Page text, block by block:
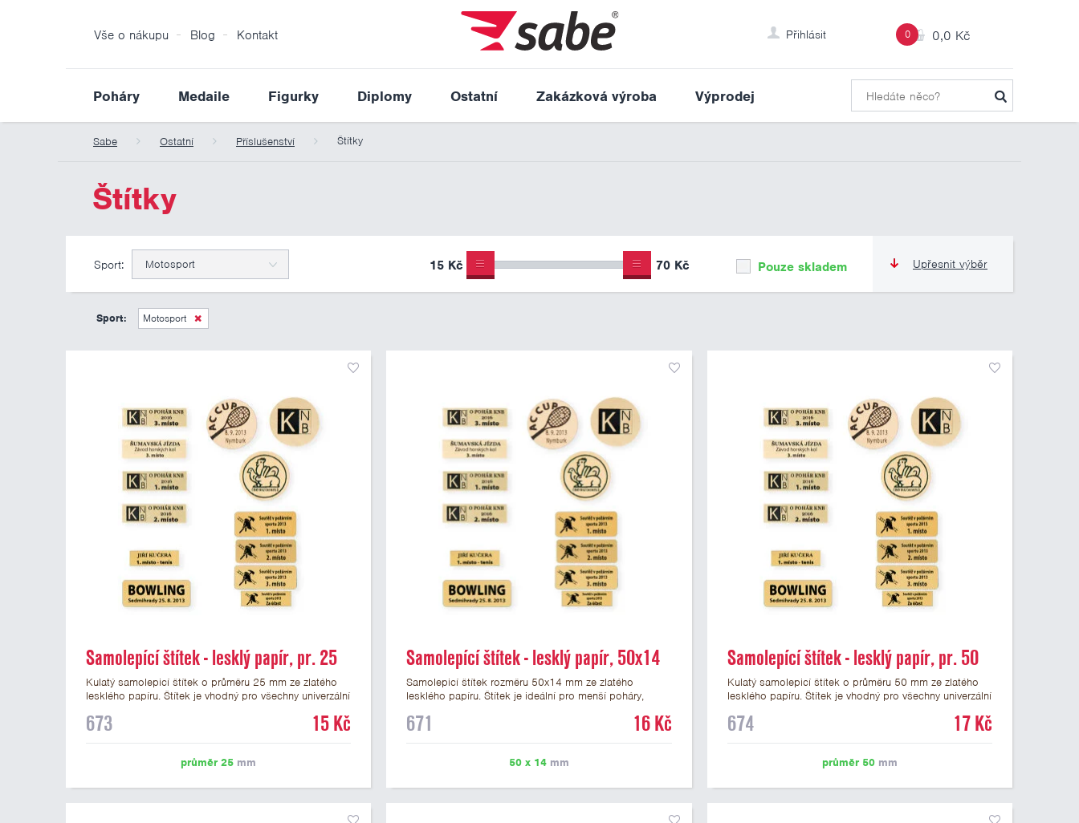
0 0,0 Kč
Přihlásit
Vše o nákupu Blog Kontakt
Poháry Medaile Figurky Diplomy Ostatní Zakázková výroba Výprodej
Sabe Ostatní Příslušenství Štítky
Štítky
Upřesnit výběr
Sport: Motosport Pouze skladem
15 Kč 70 Kč
Sport: Motosport
Samolepící štítek - lesklý papír, pr. 25
mm
Kulatý samolepicí štítek o průměru 25 mm ze zlatého
lesklého papíru. Štítek je vhodný pro všechny univerzální
emblém o průměru 25 mm. Na štítek je možné
přiložit v prvním kroku objednávky.
673 15 Kč
průměr 25mm
Samolepící štítek - lesklý papír, 50x14
mm
Samolepicí štítek rozměru 50x14 mm ze zlatého
lesklého papíru. Štítek je ideální pro menší poháry,
možné vytisknout libovolné logo nebo text. U textu
pro výrobu štítku je možné přiložit v prvním kroku
671 16 Kč
50 x 14mm
Samolepící štítek - lesklý papír, pr. 50
mm
Kulatý samolepicí štítek o průměru 50 mm ze zlatého
lesklého papíru. Štítek je vhodný pro všechny univerzální
emblém o průměru 50 mm. Na štítek je možné
přiložit v prvním kroku objednávky.
674 17 Kč
průměr 50mm